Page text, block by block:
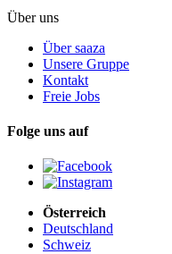
Über uns
Über saaza
Unsere Gruppe
Kontakt
Freie Jobs
Folge uns auf
Österreich
Deutschland
Schweiz